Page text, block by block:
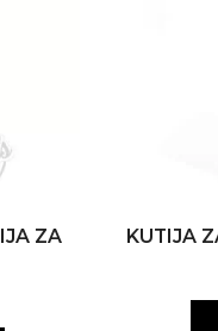
ZA
KUTIJA